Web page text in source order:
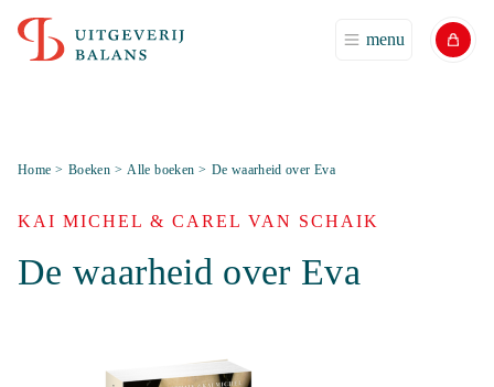
menu
Home > Boeken > Alle boeken > De waarheid over Eva
KAI MICHEL & CAREL VAN SCHAIK
De waarheid over Eva